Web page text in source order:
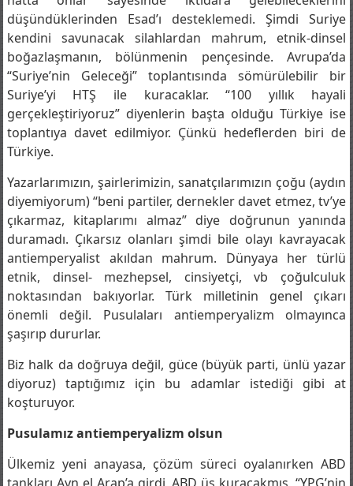
gördüğünden, parayı (borcu) onlardan bulacağından,
hatta onlar sayesinde iktidara gelebileceklerini
düşündüklerinden Esad’ı desteklemedi. Şimdi Suriye
kendini savunacak silahlardan mahrum, etnik-dinsel
boğazlaşmanın, bölünmenin pençesinde. Avrupa’da
“Suriye’nin Geleceği” toplantısında sömürülebilir bir
Suriye’yi HTŞ ile kuracaklar. “100 yıllık hayali
gerçekleştiriyoruz” diyenlerin başta olduğu Türkiye ise
toplantıya davet edilmiyor. Çünkü hedeflerden biri de
Türkiye.
Yazarlarımızın, şairlerimizin, sanatçılarımızın çoğu (aydın
diyemiyorum) “beni partiler, dernekler davet etmez, tv’ye
çıkarmaz, kitaplarımı almaz” diye doğrunun yanında
duramadı. Çıkarsız olanları şimdi bile olayı kavrayacak
antiemperyalist akıldan mahrum. Dünyaya her türlü
etnik, dinsel- mezhepsel, cinsiyetçi, vb çoğulculuk
noktasından bakıyorlar. Türk milletinin genel çıkarı
önemli değil. Pusulaları antiemperyalizm olmayınca
şaşırıp dururlar.
Biz halk da doğruya değil, güce (büyük parti, ünlü yazar
diyoruz) taptığımız için bu adamlar istediği gibi at
koşturuyor.
Pusulamız antiemperyalizm olsun